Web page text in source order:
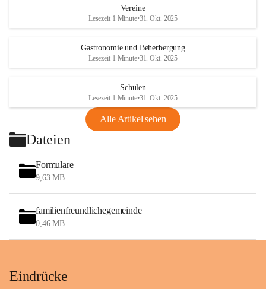
Vereine
Lesezeit 1 Minute•31. Okt. 2025
Gastronomie und Beherbergung
Lesezeit 1 Minute•31. Okt. 2025
Schulen
Lesezeit 1 Minute•31. Okt. 2025
Alle Artikel sehen
Dateien
Formulare
9,63 MB
familienfreundlichegemeinde
0,46 MB
Eindrücke